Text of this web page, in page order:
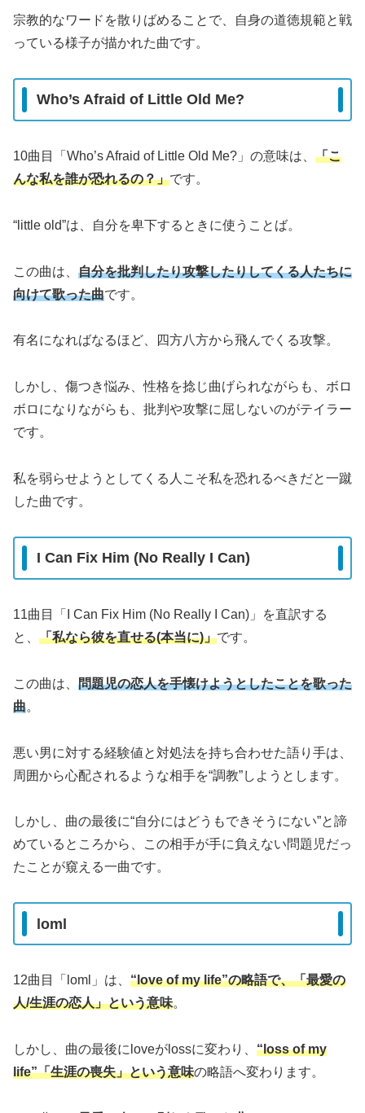
宗教的なワードを散りばめることで、自身の道徳規範と戦
っている様子が描かれた曲です。
Who’s Afraid of Little Old Me?
10曲目「Who’s Afraid of Little Old Me?」の意味は、 「こ
んな私を誰が恐れるの？」です。
“little old”は、自分を卑下するときに使うことば。
この曲は、 自分を批判したり攻撃したりしてくる人たちに
向けて歌った曲です。
有名になればなるほど、四方八方から飛んでくる攻撃。
しかし、傷つき悩み、性格を捻じ曲げられながらも、ボロ
ボロになりながらも、批判や攻撃に屈しないのがテイラー
です。
私を弱らせようとしてくる人こそ私を恐れるべきだと一蹴
した曲です。
I Can Fix Him (No Really I Can)
11曲目「I Can Fix Him (No Really I Can)」を直訳する
と、 「私なら彼を直せる(本当に)」です。
この曲は、 問題児の恋人を手懐けようとしたことを歌った
曲。
悪い男に対する経験値と対処法を持ち合わせた語り手は、
周囲から心配されるような相手を“調教”しようとします。
しかし、曲の最後に“自分にはどうもできそうにない”と諦
めているところから、この相手が手に負えない問題児だっ
たことが窺える一曲です。
loml
12曲目「loml」は、 “love of my life”の略語で、「最愛の
人/生涯の恋人」という意味。
しかし、曲の最後にloveがlossに変わり、 “loss of my
life”「生涯の喪失」という意味の略語へ変わります。